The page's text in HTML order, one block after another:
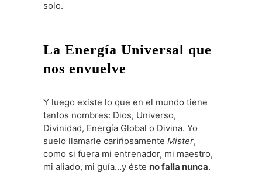
solo.
La Energía Universal que
nos envuelve
Y luego existe lo que en el mundo tiene
tantos nombres: Dios, Universo,
Divinidad, Energía Global o Divina. Yo
suelo llamarle cariñosamente Mister,
como si fuera mi entrenador, mi maestro,
mi aliado, mi guía…y éste no falla nunca.